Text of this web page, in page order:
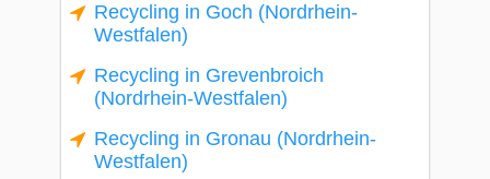
Recycling in Goch (Nordrhein-
Westfalen)
Recycling in Grevenbroich
(Nordrhein-Westfalen)
Recycling in Gronau (Nordrhein-
Westfalen)